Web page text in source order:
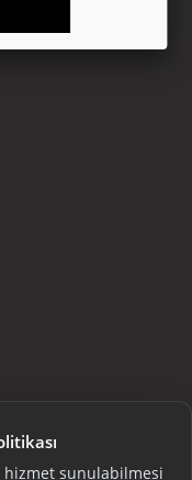
sunulabilmesi